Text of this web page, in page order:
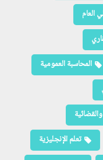
العام
المحاسبة العمومية
تعلم الإنجليزية